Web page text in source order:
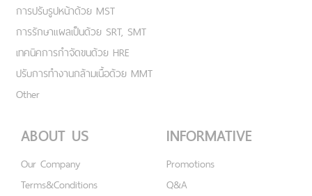
การปรับรูปหน้าด้วย MST
การรักษาแผลเป็นด้วย SRT, SMT
เทคนิคการกำจัดขนด้วย HRE
ปรับการทำงานกล้ามเนื้อด้วย MMT
Other
ABOUT US
Our Company
Terms&Conditions
INFORMATIVE
Promotions
Q&A